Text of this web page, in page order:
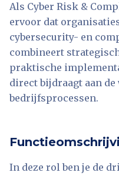
Als Cyber Risk &
ervoor dat
cybersecurity- en
combineert
praktische
direct bijdraagt aan
bedrijfsprocessen.
In deze rol ben je de